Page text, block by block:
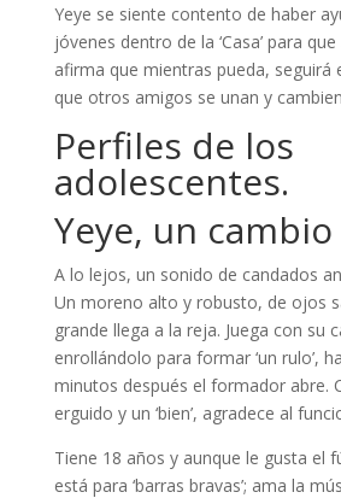
Yeye se siente contento de haber
jóvenes dentro de la ‘Casa’ para
afirma que mientras pueda, seguirá
que otros amigos se unan y
Perfiles de los
adolescentes.
Yeye, un
A lo lejos, un sonido de candados
Un moreno alto y robusto, de ojos
grande llega a la reja. Juega con su
enrollándolo para formar ‘un rulo’,
minutos después el formador abre.
erguido y un ‘bien’, agradece al
Tiene 18 años y aunque le gusta el
está para ‘barras bravas’; ama la